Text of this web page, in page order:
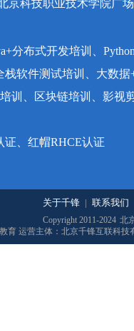
京科技职业技术学院广
分布式开发培训、
软件测试培训、大数
训、区块链培训、影视
证、红帽RHCE认证
关于千锋 | 联系我们
Copyright 2011-2024 北
育 运营主体：北京千锋互联科